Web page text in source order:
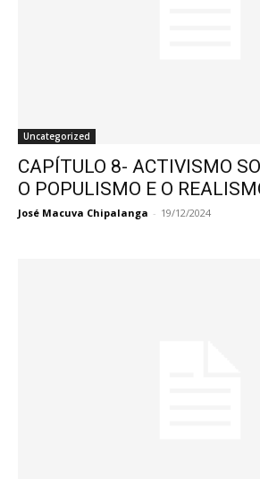
Uncategorized
CAPÍTULO 8- ACTIVISMO
O POPULISMO E O
José Macuva Chipalanga - 19/12/2024